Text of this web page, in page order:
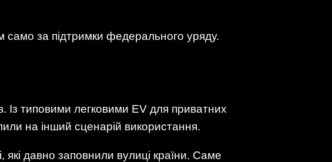
само за підтримки федерального уряду.
Із типовими легковими EV для приватних
на інший сценарій використання.
які давно заповнили вулиці країни. Саме